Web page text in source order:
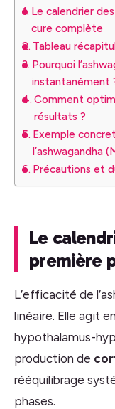
Le calendrier
cure complète
Tableau
Pourquoi
instantanément
Comment
résultats ?
Exemple
l’ashwagandha
Précautions et
Le
première
L’efficacité de
linéaire. Elle agit
hypothalamus-
production de
rééquilibrage
phases.